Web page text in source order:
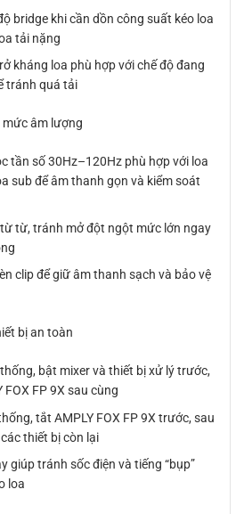
bridge khi cần dồn công suất kéo loa
tải nặng
kháng loa phù hợp với chế độ đang
tránh quá tải
mức âm lượng
tần số 30Hz–120Hz phù hợp với loa
sub để âm thanh gọn và kiểm soát
từ, tránh mở đột ngột mức lớn ngay
clip để giữ âm thanh sạch và bảo vệ
bị an toàn
bật mixer và thiết bị xử lý trước,
FOX FP 9X sau cùng
tắt AMPLY FOX FP 9X trước, sau
thiết bị còn lại
giúp tránh sốc điện và tiếng “bụp”
loa